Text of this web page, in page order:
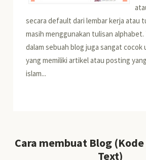
secara default dari lembar kerja atau
masih menggunakan tulisan alphabet.
dalam sebuah blog juga sangat
yang memiliki artikel atau posting
islam...
Cara membuat Blog
Text)